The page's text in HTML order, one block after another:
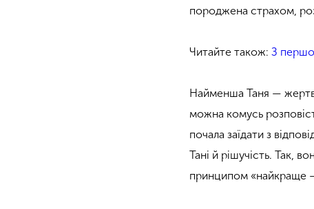
породжена страхом,
Читайте також:З
Найменша Таня —
можна комусь
почала заїдати з
Тані й рішучість. Так,
принципом «найкраще —